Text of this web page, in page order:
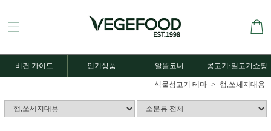
비건 가이드 인기상품 알뜰코너 콩고기·밀고기쇼핑
식물성고기 테마 햄,쏘세지대용